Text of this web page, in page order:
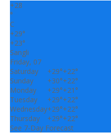
+28
°
C
+29°
+23°
Sangli
Friday, 07
Saturday
+29°+22°
Sunday
+30°+22°
Monday
+29°+21°
Tuesday
+29°+22°
Wednesday+29°+22°
Thursday
+29°+22°
See 7-Day Forecast